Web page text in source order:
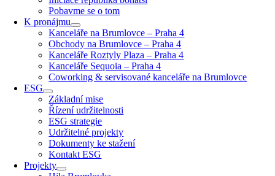
Pobavme se o tom
K pronájmu
Kanceláře na Brumlovce – Praha 4
Obchody na Brumlovce – Praha 4
Kanceláře Roztyly Plaza – Praha 4
Kanceláře Sequoia – Praha 4
Coworking & servisované kanceláře na Brumlovce
ESG
Základní mise
Řízení udržitelnosti
ESG strategie
Udržitelné projekty
Dokumenty ke stažení
Kontakt ESG
Projekty